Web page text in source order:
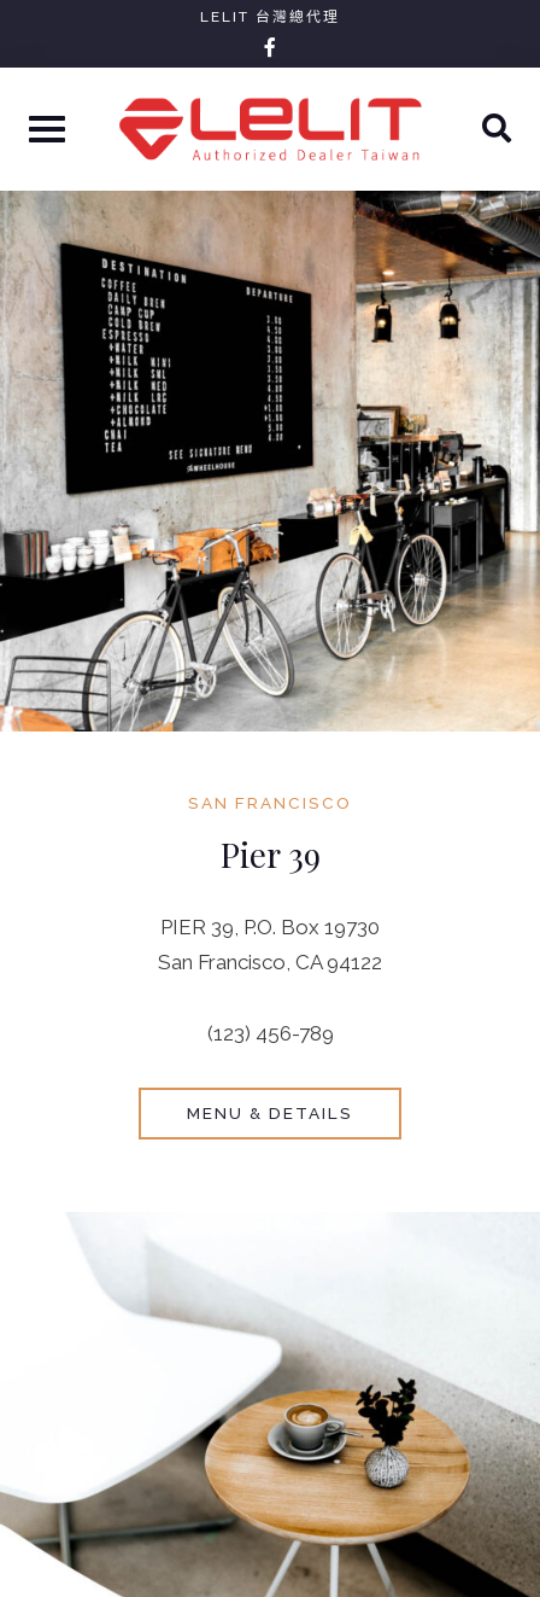
LELIT 台灣總代理
f
SAN FRANCISCO
Pier 39
PIER 39, P.O. Box 19730
San Francisco, CA 94122
(123) 456-789
MENU & DETAILS